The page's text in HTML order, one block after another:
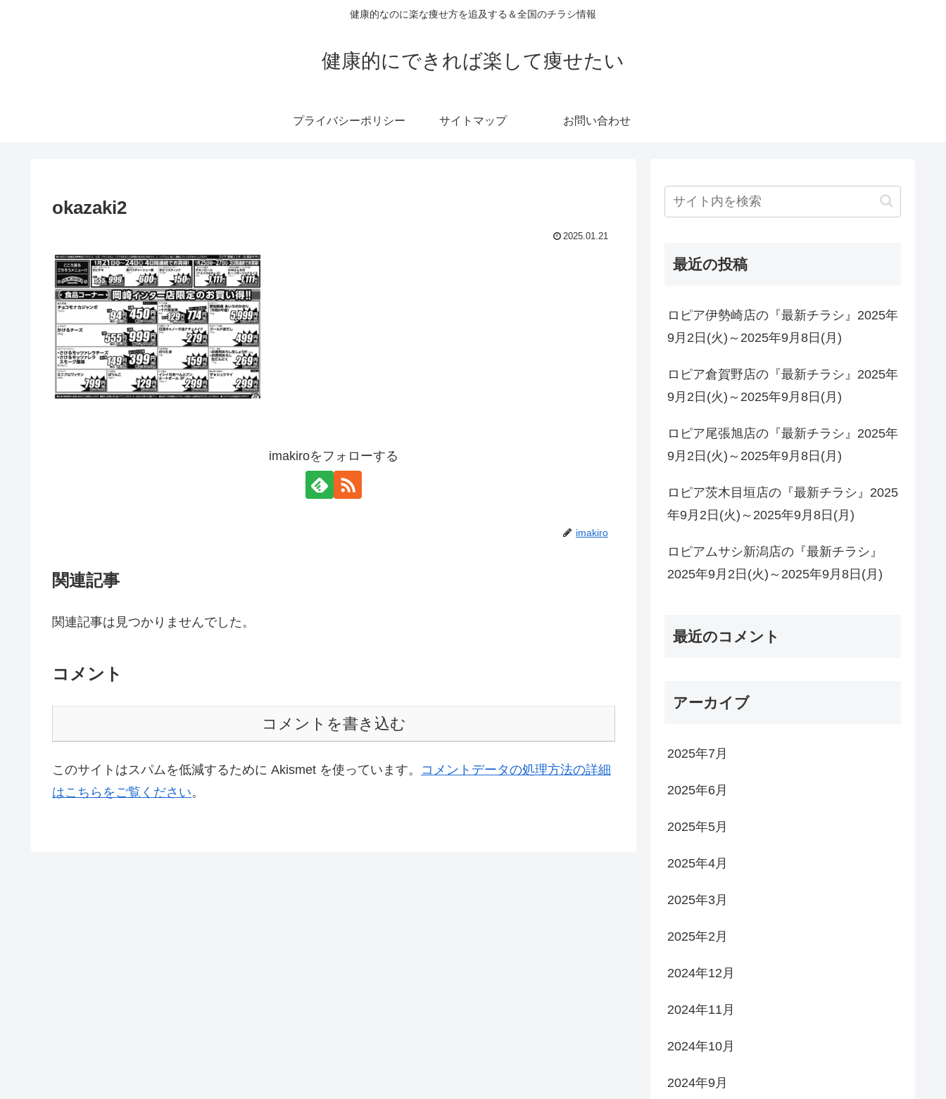
健康的なのに楽な痩せ方を追及する＆全国のチラシ情報
健康的にできれば楽して痩せたい
プライバシーポリシー サイトマップ お問い合わせ
okazaki2
2025.01.21
imakiroをフォローする
imakiro
関連記事
関連記事は見つかりませんでした。
コメント
コメントを書き込む
このサイトはスパムを低減するために Akismet を使っています。 コメントデータの処理方法の詳細
はこちらをご覧ください。
最近の投稿
ロピア伊勢崎店の『最新チラシ』2025年
9月2日(火)～2025年9月8日(月)
ロピア倉賀野店の『最新チラシ』2025年
9月2日(火)～2025年9月8日(月)
ロピア尾張旭店の『最新チラシ』2025年
9月2日(火)～2025年9月8日(月)
ロピア茨木目垣店の『最新チラシ』2025
年9月2日(火)～2025年9月8日(月)
ロピアムサシ新潟店の『最新チラシ』
2025年9月2日(火)～2025年9月8日(月)
最近のコメント
アーカイブ
2025年7月
2025年6月
2025年5月
2025年4月
2025年3月
2025年2月
2024年12月
2024年11月
2024年10月
2024年9月